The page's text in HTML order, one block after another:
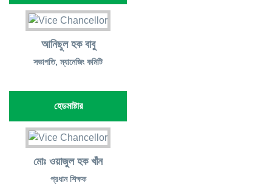
আনিছুল হক বাবু
সভাপতি, ম্যানেজিং কমিটি
হেডমাষ্টার
মোঃ ওয়াজুল হক খাঁন
প্রধান শিক্ষক